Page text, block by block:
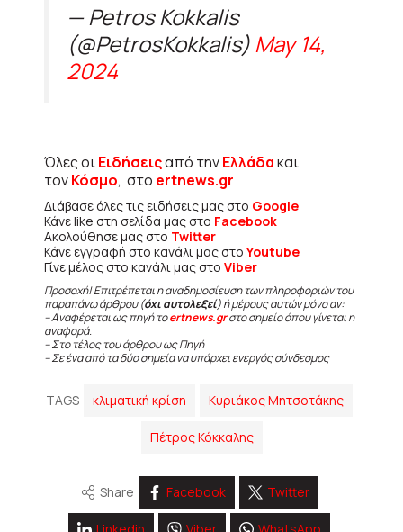
— Petros Kokkalis
(@PetrosKokkalis)May 14,
2024
Όλες οιΕιδήσειςαπό τηνΕλλάδακαι
τονΚόσμο, στο ertnews.gr
Διάβασε όλες τις ειδήσεις μας στο Google
Κάνε like στη σελίδα μας στο Facebook
Ακολούθησε μας στο Twitter
Κάνε εγγραφή στο κανάλι μας στοYoutube
Γίνε μέλος στο κανάλι μας στο Viber
Προσοχή! Επιτρέπεται η αναδημοσίευση των πληροφοριών του
παραπάνω άρθρου (όχι αυτολεξεί) ή μέρους αυτών μόνο αν:
– Αναφέρεται ως πηγή τοertnews.grστο σημείο όπου γίνεται η
αναφορά.
– Στο τέλος του άρθρου ως Πηγή
– Σε ένα από τα δύο σημεία να υπάρχει ενεργός σύνδεσμος
TAGS κλιματική κρίση Κυριάκος Μητσοτάκης
Πέτρος Κόκκαλης
Share Facebook Twitter